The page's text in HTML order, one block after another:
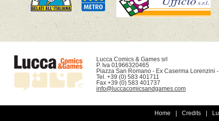
Lucca Comics & Games srl
P. Iva 01966320465
Piazza San Romano - Ex Caserma Lorenzini
Tel. +39 (0) 583 401711
info@luccacomicsandgames.com
Home Credits